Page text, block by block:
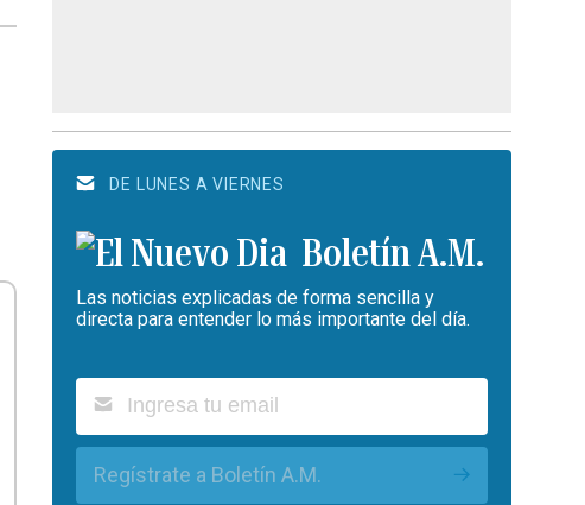
DE LUNES A VIERNES
Boletín A.M.
Las noticias explicadas de forma sencilla y
directa para entender lo más importante del día.
Regístrate a Boletín A.M.